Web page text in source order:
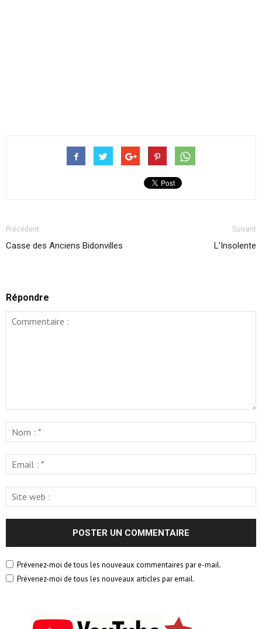
Précédent
Casse des Anciens Bidonvilles
Suivant
L’Insolente
Répondre
Prévenez-moi de tous les nouveaux commentaires par e-mail.
Prévenez-moi de tous les nouveaux articles par email.